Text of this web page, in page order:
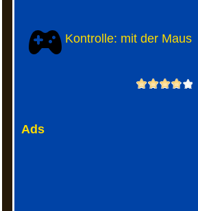
Kontrolle: mit der Maus
Ads